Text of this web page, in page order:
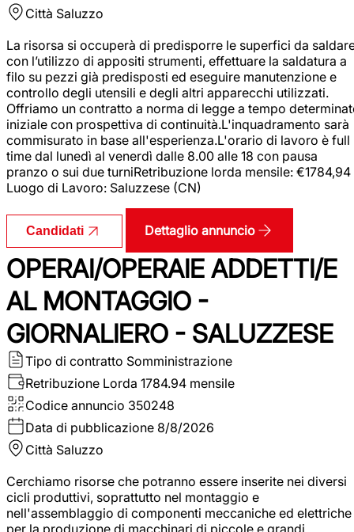
Città Saluzzo
La risorsa si occuperà di predisporre le superfici da
con l’utilizzo di appositi strumenti, effettuare la saldatura a
filo su pezzi già predisposti ed eseguire manutenzione e
controllo degli utensili e degli altri apparecchi utilizzati.
Offriamo un contratto a norma di legge a tempo
iniziale con prospettiva di continuità.L'inquadramento sarà
commisurato in base all'esperienza.L'orario di lavoro è full
time dal lunedì al venerdì dalle 8.00 alle 18 con pausa
pranzo o sui due turniRetribuzione lorda mensile: €1784,94
Luogo di Lavoro: Saluzzese (CN)
Candidati Dettaglio annuncio
OPERAI/OPERAIE ADDETTI/E
AL MONTAGGIO -
GIORNALIERO - SALUZZESE
Tipo di contratto Somministrazione
Retribuzione Lorda 1784.94 mensile
Codice annuncio 350248
Data di pubblicazione 8/8/2026
Città Saluzzo
Cerchiamo risorse che potranno essere inserite nei diversi
cicli produttivi, soprattutto nel montaggio e
nell'assemblaggio di componenti meccaniche ed elettriche
per la produzione di macchinari di piccole e grandi